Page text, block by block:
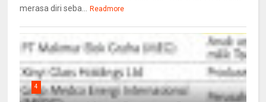
merasa diri seba...
Readmore
4